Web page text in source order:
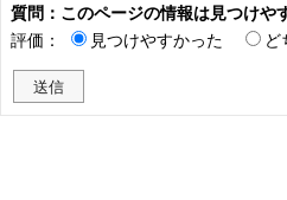
質問：このページの情報は見つけや
評価：
見つけやすかった ど